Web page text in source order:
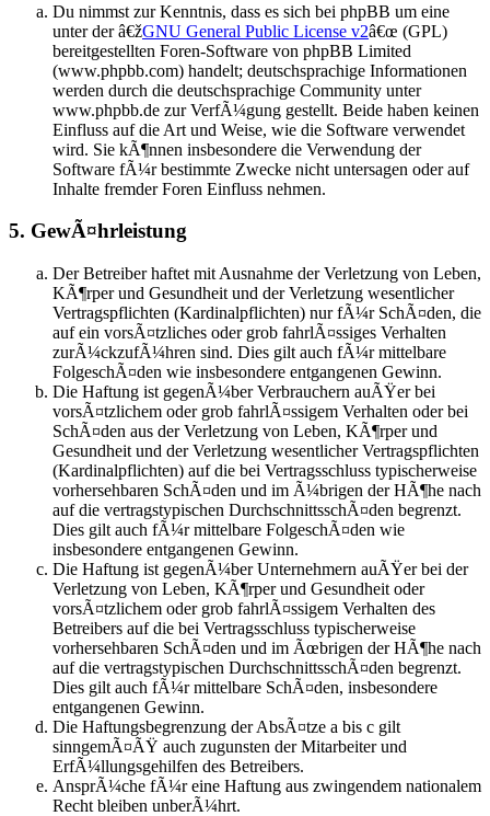
Du nimmst zur Kenntnis, dass es sich bei phpBB um eine
unter der â€žGNU General Public License v2â€œ (GPL)
bereitgestellten Foren-Software von phpBB Limited
(www.phpbb.com) handelt; deutschsprachige Informationen
werden durch die deutschsprachige Community unter
www.phpbb.de zur VerfÃ¼gung gestellt. Beide haben keinen
Einfluss auf die Art und Weise, wie die Software verwendet
wird. Sie kÃ¶nnen insbesondere die Verwendung der
Software fÃ¼r bestimmte Zwecke nicht untersagen oder auf
Inhalte fremder Foren Einfluss nehmen.
5. GewÃ¤hrleistung
Der Betreiber haftet mit Ausnahme der Verletzung von Leben,
KÃ¶rper und Gesundheit und der Verletzung wesentlicher
Vertragspflichten (Kardinalpflichten) nur fÃ¼r SchÃ¤den, die
auf ein vorsÃ¤tzliches oder grob fahrlÃ¤ssiges Verhalten
zurÃ¼ckzufÃ¼hren sind. Dies gilt auch fÃ¼r mittelbare
FolgeschÃ¤den wie insbesondere entgangenen Gewinn.
Die Haftung ist gegenÃ¼ber Verbrauchern auÃŸer bei
vorsÃ¤tzlichem oder grob fahrlÃ¤ssigem Verhalten oder bei
SchÃ¤den aus der Verletzung von Leben, KÃ¶rper und
Gesundheit und der Verletzung wesentlicher Vertragspflichten
(Kardinalpflichten) auf die bei Vertragsschluss typischerweise
vorhersehbaren SchÃ¤den und im Ã¼brigen der HÃ¶he nach
auf die vertragstypischen DurchschnittsschÃ¤den begrenzt.
Dies gilt auch fÃ¼r mittelbare FolgeschÃ¤den wie
insbesondere entgangenen Gewinn.
Die Haftung ist gegenÃ¼ber Unternehmern auÃŸer bei der
Verletzung von Leben, KÃ¶rper und Gesundheit oder
vorsÃ¤tzlichem oder grob fahrlÃ¤ssigem Verhalten des
Betreibers auf die bei Vertragsschluss typischerweise
vorhersehbaren SchÃ¤den und im Ãœbrigen der HÃ¶he nach
auf die vertragstypischen DurchschnittsschÃ¤den begrenzt.
Dies gilt auch fÃ¼r mittelbare SchÃ¤den, insbesondere
entgangenen Gewinn.
Die Haftungsbegrenzung der AbsÃ¤tze a bis c gilt
sinngemÃ¤ÃŸ auch zugunsten der Mitarbeiter und
ErfÃ¼llungsgehilfen des Betreibers.
AnsprÃ¼che fÃ¼r eine Haftung aus zwingendem nationalem
Recht bleiben unberÃ¼hrt.